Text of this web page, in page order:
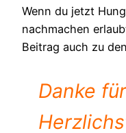
Wenn du jetzt
nachmachen
Beitrag auch zu den
Danke